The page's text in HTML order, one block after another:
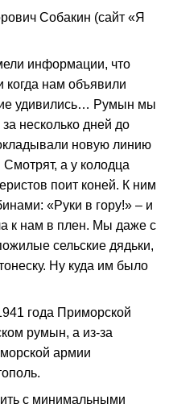
Собакин (сайт «Я
информации, что
когда нам объявили
удивились… Румын мы
несколько дней до
новую линию
Смотрят, а у колодца
поит коней. К ним
«Руки в гору!» – и
к нам в плен. Мы даже с
сельские дядьки,
Ну куда им было
года Приморской
румын, а из-за
армии
с минимальными